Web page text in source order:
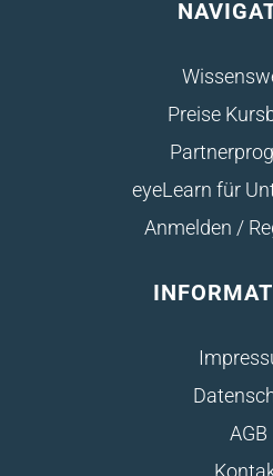
Preise
eyeLearn für
Anmelden /
AGB